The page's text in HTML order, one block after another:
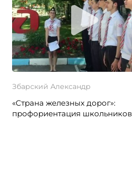
Збарский Александр
«Страна железных дорог»:
профориентация школьников